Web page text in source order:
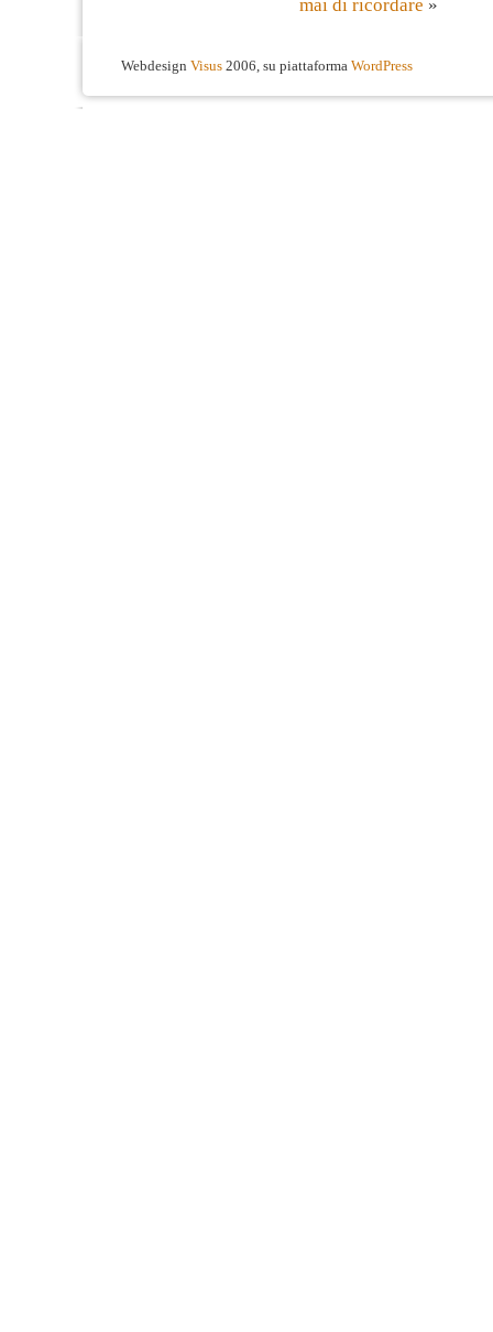
mai di ricordare »
Webdesign Visus 2006, su piattaforma WordPress